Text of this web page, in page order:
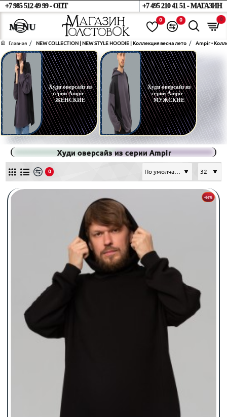
+7 985 512 49 99 - ОПТ +7 495 210 41 51 - МАГАЗИН
0 0 0
homeNEW COLLECTION | NEW STYLE HOODIE | Коллекция весна лето Ampir -
Худи оверсайз из
серии Ampir -
ЖЕНСКИЕ
Худи оверсайз из
серии Ampir -
МУЖСКИЕ
Худи оверсайз из серии Ampir
0
-66%